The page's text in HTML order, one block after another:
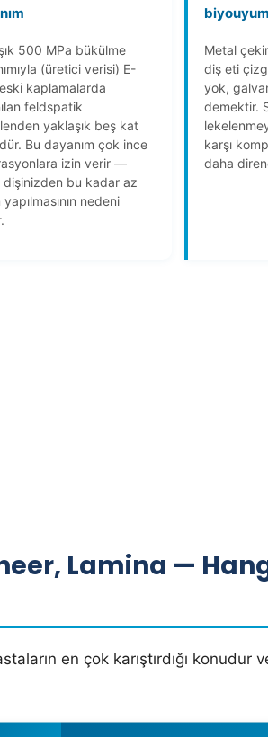
500 MPa bükülme
(üretici verisi) E-
kaplamalarda
feldspatik
yaklaşık beş kat
Bu dayanım çok ince
izin verir —
dişinizden bu kadar az
nedeni
Metal
diş eti
yok,
demektir.
karşı
daha
Lamina —
en çok karıştırdığı konudur